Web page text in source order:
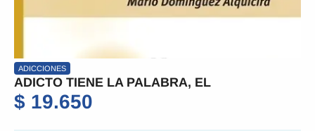
ADICCIONES
ADICTO TIENE LA PALABRA, EL
$ 19.650